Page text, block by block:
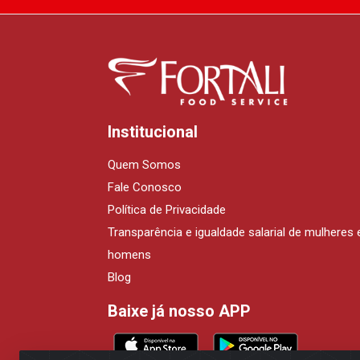
Institucional
Quem Somos
Fale Conosco
Política de Privacidade
Transparência e igualdade salarial de mulheres
homens
Blog
Baixe já nosso APP